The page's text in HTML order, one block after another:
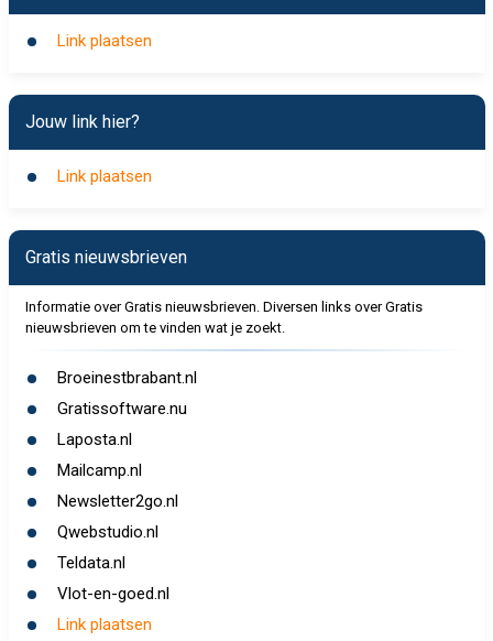
Link plaatsen
Jouw link hier?
Link plaatsen
Gratis nieuwsbrieven
Informatie over Gratis nieuwsbrieven. Diversen links over Gratis
nieuwsbrieven om te vinden wat je zoekt.
Broeinestbrabant.nl
Gratissoftware.nu
Laposta.nl
Mailcamp.nl
Newsletter2go.nl
Qwebstudio.nl
Teldata.nl
Vlot-en-goed.nl
Link plaatsen